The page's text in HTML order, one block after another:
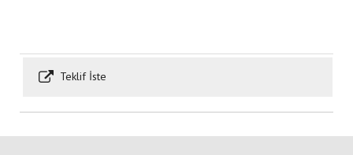
Teklif İste